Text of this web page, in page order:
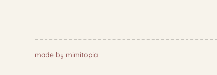
made by mimitopia